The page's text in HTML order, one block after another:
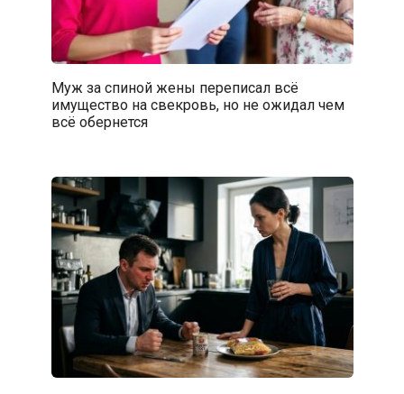
Муж за спиной жены переписал всё
имущество на свекровь, но не ожидал чем
всё обернется